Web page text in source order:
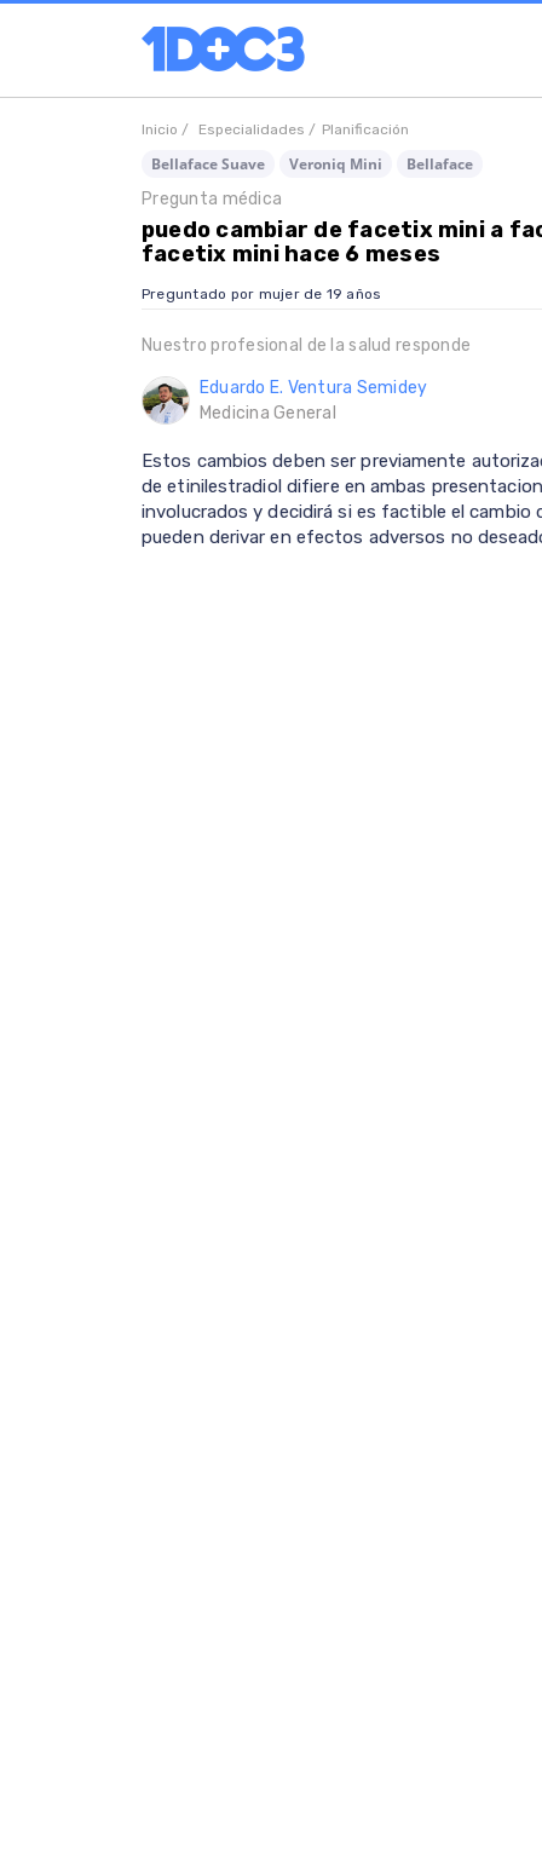
Inicio / Especialidades / Planificación
Bellaface Suave Veroniq Mini
Bellaface
Pregunta médica
puedo cambiar de facetix mini a
facetix mini hace 6 meses
Preguntado por mujer de 19 años
Nuestro profesional de la salud responde
Eduardo E. Ventura Semidey
Medicina General
Estos cambios deben ser previamente
de etinilestradiol difiere en ambas
involucrados y decidirá si es factible el
pueden derivar en efectos adversos no